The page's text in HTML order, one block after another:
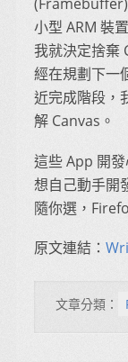
小型 ARM 裝
我就決定捨棄
經在規劃下一
近完成階段，
解 Canvas。
這些 App 開
想自己動手開
隨你選，
原文連結：
文章分類：